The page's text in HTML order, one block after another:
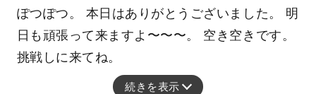
ぽつぽつ。 本日はありがとうございました。 明
日も頑張って来ますよ〜〜〜。 空き空きです。
挑戦しに来てね。
続きを表示